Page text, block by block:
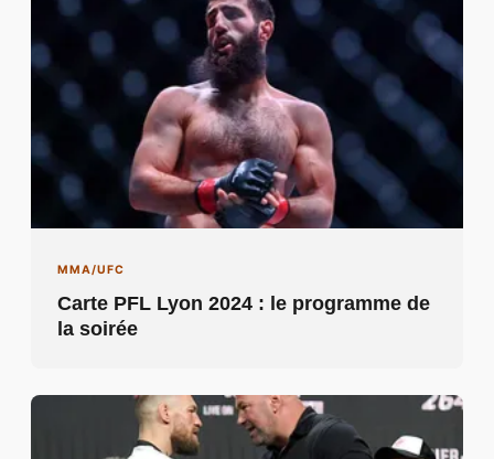
MMA/UFC
Carte PFL Lyon 2024 : le programme de
la soirée